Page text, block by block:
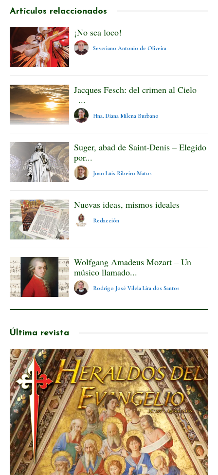
Artículos relaccionados
¡No sea loco!
Severiano Antonio de Oliveira
Jacques Fesch: del crimen al Cielo
–...
Hna. Diana Milena Burbano
Suger, abad de Saint-Denis – Elegido
por...
João Luis Ribeiro Matos
Nuevas ideas, mismos ideales
Redacción
Wolfgang Amadeus Mozart – Un
músico llamado...
Rodrigo José Vilela Lira dos Santos
Última revista